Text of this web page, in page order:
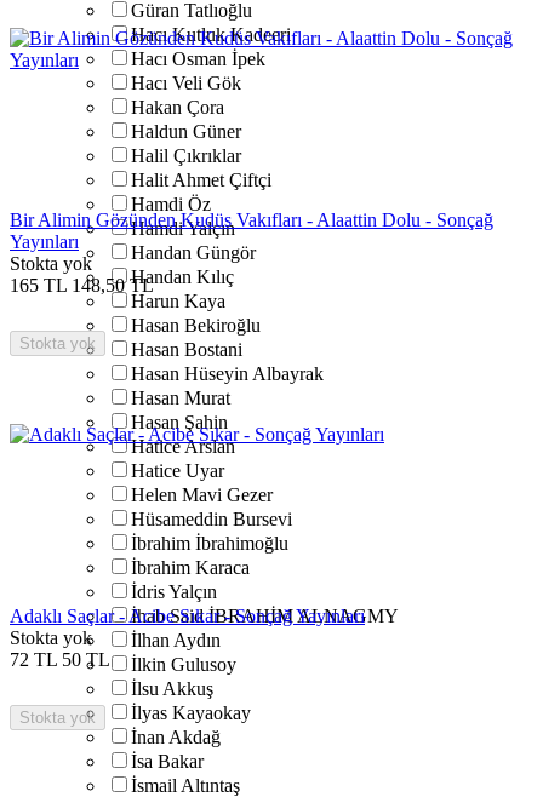
Güran Tatlıoğlu
Hacı Kutluk Kadeeri
Hacı Osman İpek
Hacı Veli Gök
Hakan Çora
Haldun Güner
Halil Çıkrıklar
Halit Ahmet Çiftçi
Hamdi Öz
Hamdi Yalçın
Handan Güngör
Handan Kılıç
Harun Kaya
Hasan Bekiroğlu
Hasan Bostani
Hasan Hüseyin Albayrak
Hasan Murat
Hasan Şahin
Hatice Arslan
Hatice Uyar
Helen Mavi Gezer
Hüsameddin Bursevi
İbrahim İbrahimoğlu
İbrahim Karaca
İdris Yalçın
İhab Said İBRAHİM ALNAGMY
İlhan Aydın
İlkin Gulusoy
İlsu Akkuş
İlyas Kayaokay
İnan Akdağ
İsa Bakar
İsmail Altıntaş
Bir Alimin Gözünden Kudüs Vakıfları - Alaattin Dolu - Sonçağ
Yayınları
Stokta yok
165 TL 148,50 TL
Stokta yok
Adaklı Saçlar - Acibe Sıkar - Sonçağ Yayınları
Stokta yok
72 TL 50 TL
Stokta yok